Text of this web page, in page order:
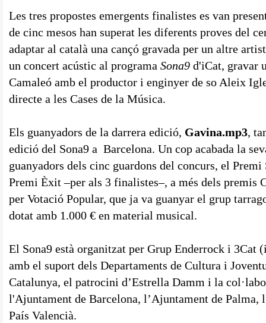
Les tres propostes emergents finalistes es van
de cinc mesos han superat les diferents proves del
adaptar al català una cançó gravada per un altre
un concert acústic al programa Sona9 d'iCat, gravar
Camaleó amb el productor i enginyer de so Aleix
directe a les Cases de la Música.
Els guanyadors de la darrera edició, Gavina.mp3,
edició del Sona9 a Barcelona. Un cop acabada la
guanyadors dels cinc guardons del concurs, el
Premi Èxit –per als 3 finalistes–, a més dels premis
per Votació Popular, que ja va guanyar el grup
dotat amb 1.000 € en material musical.
El Sona9 està organitzat per Grup Enderrock i 3Cat
amb el suport dels Departaments de Cultura i
Catalunya, el patrocini d’Estrella Damm i la
l'Ajuntament de Barcelona, l’Ajuntament de
País Valencià.